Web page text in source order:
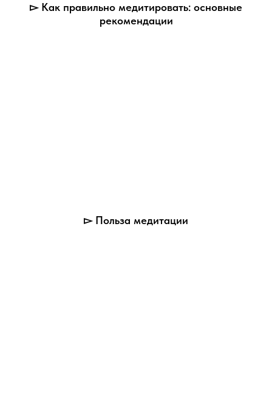
▻ Как правильно медитировать: основные
рекомендации
▻ Польза медитации